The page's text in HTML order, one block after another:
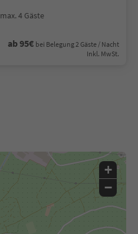
max. 4 Gäste
ab 95€ bei Belegung 2 Gäste / Nacht
Inkl. MwSt.
+
−